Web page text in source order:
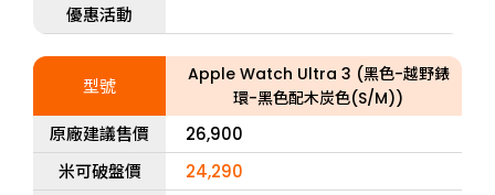
優惠活動
型號
Apple Watch Ultra 3 (黑色-越野錶
環-黑色配木炭色(S/M))
原廠建議售價
26,900
米可破盤價
24,290